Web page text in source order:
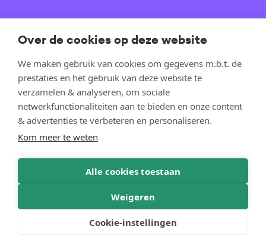
Over de cookies op deze website
We maken gebruik van cookies om gegevens m.b.t. de
prestaties en het gebruik van deze website te
verzamelen & analyseren, om sociale
netwerkfunctionaliteiten aan te bieden en onze content
& advertenties te verbeteren en personaliseren.
Kom meer te weten
Alle cookies toestaan
Weigeren
Cookie-instellingen